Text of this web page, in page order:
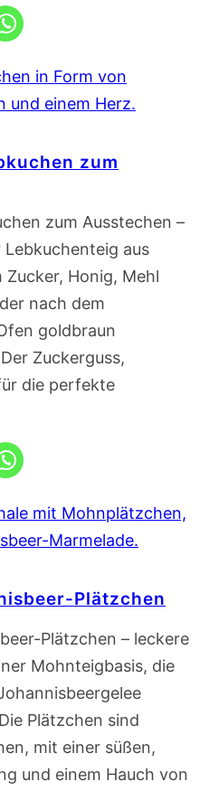
zum
zum Ausstechen –
aus
Zucker, Honig, Mehl
nach dem
goldbraun
Zuckerguss,
die perfekte
Plätzchen
Plätzchen – leckere
Mohnteigbasis, die
Plätzchen sind
mit einer süßen,
und einem Hauch von